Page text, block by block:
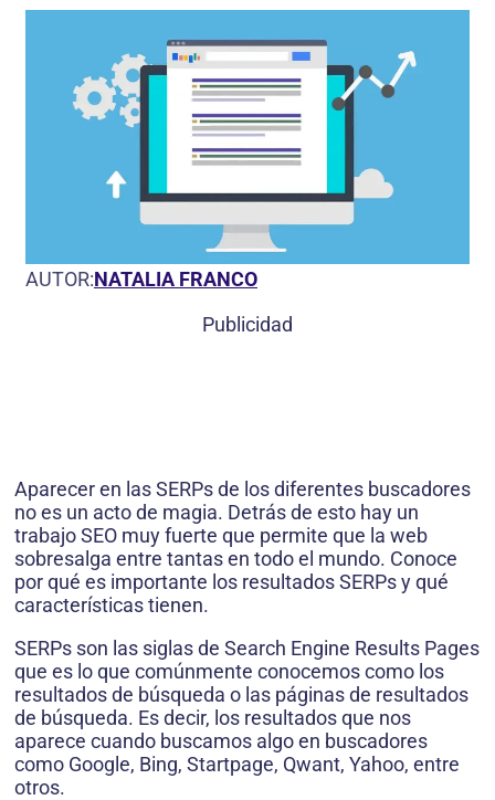
AUTOR:NATALIA FRANCO
Publicidad
Aparecer en las SERPs de los diferentes buscadores
no es un acto de magia. Detrás de esto hay un
trabajo SEO muy fuerte que permite que la web
sobresalga entre tantas en todo el mundo. Conoce
por qué es importante los resultados SERPs y qué
características tienen.
SERPs son las siglas de Search Engine Results Pages
que es lo que comúnmente conocemos como los
resultados de búsqueda o las páginas de resultados
de búsqueda. Es decir, los resultados que nos
aparece cuando buscamos algo en buscadores
como Google, Bing, Startpage, Qwant, Yahoo, entre
otros.